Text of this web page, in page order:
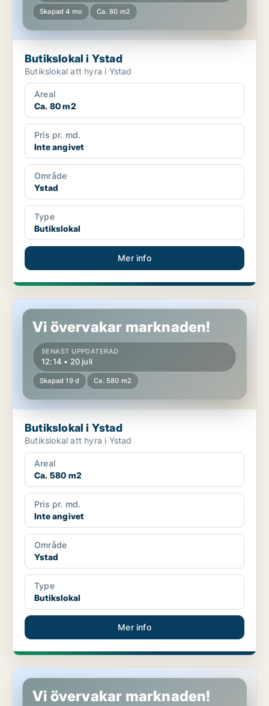
Skapad 4 mo Ca. 80 m2
Butikslokal i Ystad
Butikslokal att hyra i Ystad
Areal
Ca. 80 m2
Pris pr. md.
Inte angivet
Område
Ystad
Type
Butikslokal
Mer info
Butikslokal i Ystad
Vi övervakar marknaden!
SENAST UPPDATERAD
12:14 • 20 juli
Skapad 19 d Ca. 580 m2
Butikslokal i Ystad
Butikslokal att hyra i Ystad
Areal
Ca. 580 m2
Pris pr. md.
Inte angivet
Område
Ystad
Type
Butikslokal
Mer info
Butikslokal i Ystad
Vi övervakar marknaden!